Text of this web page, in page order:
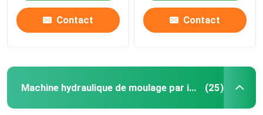
Contact Contact
Machine hydraulique de moulage par injection (25)